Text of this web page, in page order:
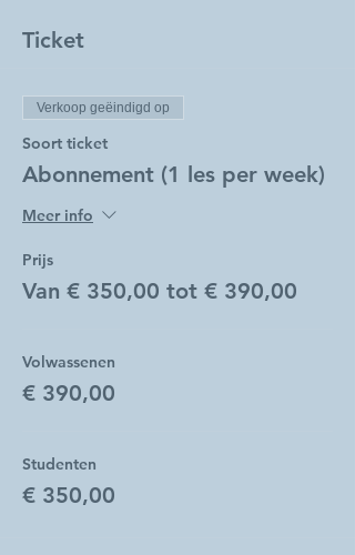
Ticket
Verkoop geëindigd op
Soort ticket
Abonnement (1 les per week)
Meer info
Prijs
Van € 350,00 tot € 390,00
Volwassenen
€ 390,00
Studenten
€ 350,00